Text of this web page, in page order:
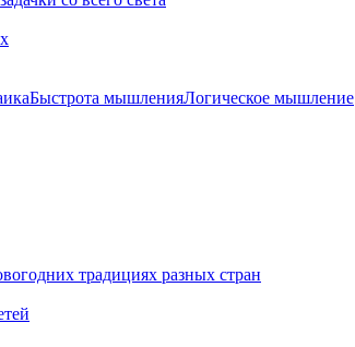
Быстрота мышленияЛогическое мышление
традициях разных стран